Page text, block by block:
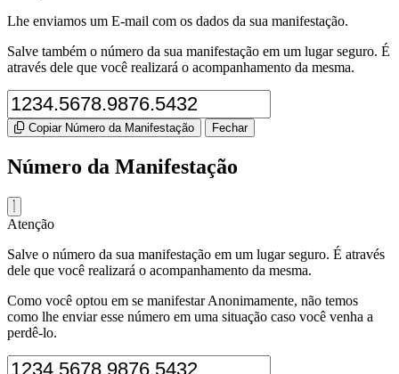
Lhe enviamos um E-mail com os dados da sua manifestação.
Salve também o número da sua manifestação em um lugar seguro. É
através dele que você realizará o acompanhamento da mesma.
Copiar Número da Manifestação Fechar
Número da Manifestação
Atenção
Salve o número da sua manifestação em um lugar seguro. É através
dele que você realizará o acompanhamento da mesma.
Como você optou em se manifestar Anonimamente, não temos
como lhe enviar esse número em uma situação caso você venha a
perdê-lo.